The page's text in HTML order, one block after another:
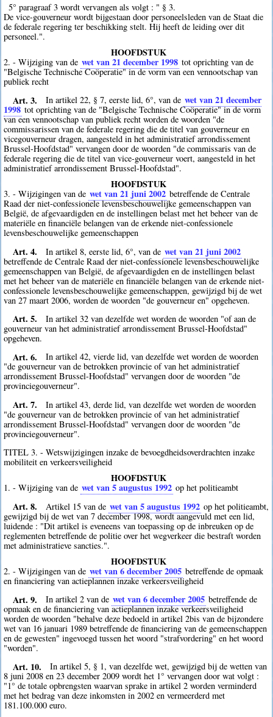
5° paragraaf 3 wordt vervangen als volgt : " § 3.
De vice-gouverneur wordt bijgestaan door personeelsleden van de Staat die
de federale regering ter beschikking stelt. Hij heeft de leiding over dit
personeel.".
HOOFDSTUK
2. - Wijziging van de wet van 21 december 1998 tot oprichting van de
"Belgische Technische Coöperatie" in de vorm van een vennootschap van
publiek recht
Art. 3. In artikel 22, § 7, eerste lid, 6°, van de wet van 21 december
1998 tot oprichting van de "Belgische Technische Coöperatie" in de vorm
van een vennootschap van publiek recht worden de woorden "de
commissarissen van de federale regering die de titel van gouverneur en
vicegouverneur dragen, aangesteld in het administratief arrondissement
Brussel-Hoofdstad" vervangen door de woorden "de commissaris van de
federale regering die de titel van vice-gouverneur voert, aangesteld in het
administratief arrondissement Brussel-Hoofdstad".
HOOFDSTUK
3. - Wijzigingen van de wet van 21 juni 2002 betreffende de Centrale
Raad der niet-confessionele levensbeschouwelijke gemeenschappen van
België, de afgevaardigden en de instellingen belast met het beheer van de
materiële en financiële belangen van de erkende niet-confessionele
levensbeschouwelijke gemeenschappen
Art. 4. In artikel 8, eerste lid, 6°, van de wet van 21 juni 2002
betreffende de Centrale Raad der niet-confessionele levensbeschouwelijke
gemeenschappen van België, de afgevaardigden en de instellingen belast
met het beheer van de materiële en financiële belangen van de erkende niet-
confessionele levensbeschouwelijke gemeenschappen, gewijzigd bij de wet
van 27 maart 2006, worden de woorden "de gouverneur en" opgeheven.
Art. 5.
In artikel 32 van dezelfde wet worden de woorden "of aan de
gouverneur van het administratief arrondissement Brussel-Hoofdstad"
opgeheven.
Art. 6.
In artikel 42, vierde lid, van dezelfde wet worden de woorden
"de gouverneur van de betrokken provincie of van het administratief
arrondissement Brussel-Hoofdstad" vervangen door de woorden "de
provinciegouverneur".
Art. 7.
In artikel 43, derde lid, van dezelfde wet worden de woorden
"de gouverneur van de betrokken provincie of van het administratief
arrondissement Brussel-Hoofdstad" vervangen door de woorden "de
provinciegouverneur".
TITEL 3. - Wetswijzigingen inzake de bevoegdheidsoverdrachten inzake
mobiliteit en verkeersveiligheid
HOOFDSTUK
1. - Wijziging van de wet van 5 augustus 1992 op het politieambt
Art. 8. Artikel 15 van de wet van 5 augustus 1992 op het politieambt,
gewijzigd bij de wet van 7 december 1998, wordt aangevuld met een lid,
luidende : "Dit artikel is eveneens van toepassing op de inbreuken op de
reglementen betreffende de politie over het wegverkeer die bestraft worden
met administratieve sancties.".
HOOFDSTUK
2. - Wijzigingen van de wet van 6 december 2005 betreffende de opmaak
en financiering van actieplannen inzake verkeersveiligheid
Art. 9. In artikel 2 van de wet van 6 december 2005 betreffende de
opmaak en de financiering van actieplannen inzake verkeersveiligheid
worden de woorden "behalve deze bedoeld in artikel 2bis van de bijzondere
wet van 16 januari 1989 betreffende de financiering van de gemeenschappen
en de gewesten" ingevoegd tussen het woord "strafvordering" en het woord
"worden".
Art. 10.
In artikel 5, § 1, van dezelfde wet, gewijzigd bij de wetten van
8 juni 2008 en 23 december 2009 wordt het 1° vervangen door wat volgt :
"1° de totale opbrengsten waarvan sprake in artikel 2 worden verminderd
met het bedrag van deze inkomsten in 2002 en vermeerderd met
181.100.000 euro.